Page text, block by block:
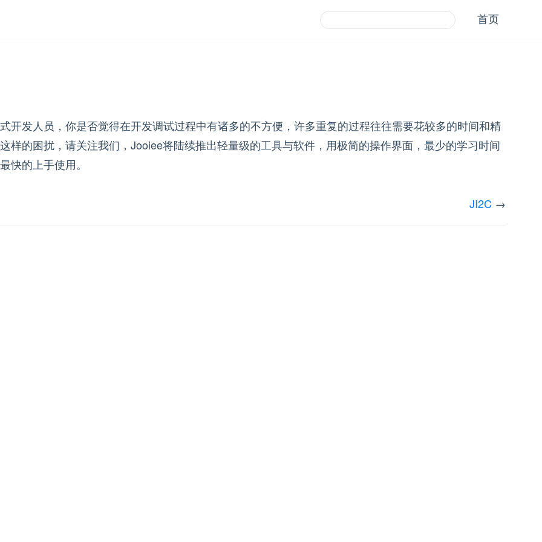
首页
开发人员，你是否觉得在开发调试过程中有诸多的不方便，许多重复的过程往往需要花较多的时间和精
样的困扰，请关注我们，Jooiee将陆续推出轻量级的工具与软件，用极简的操作界面，最少的学习时间
快的上手使用。
JI2C →